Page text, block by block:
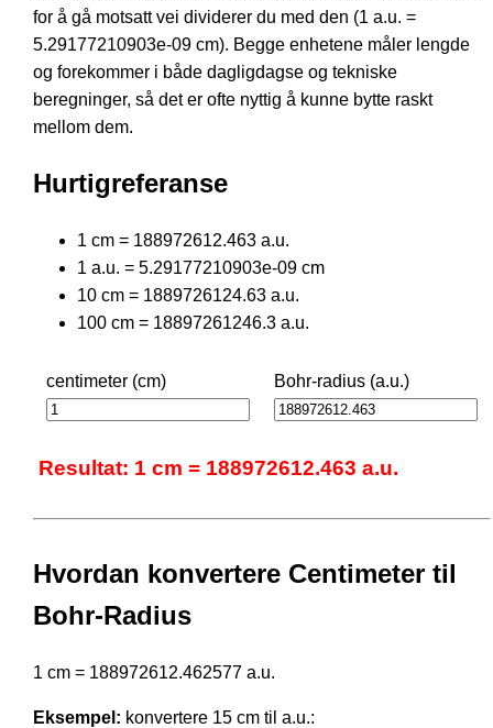
for å gå motsatt vei dividerer du med den (1 a.u. =
5.29177210903e-09 cm). Begge enhetene måler lengde
og forekommer i både dagligdagse og tekniske
beregninger, så det er ofte nyttig å kunne bytte raskt
mellom dem.
Hurtigreferanse
1 cm = 188972612.463 a.u.
1 a.u. = 5.29177210903e-09 cm
10 cm = 1889726124.63 a.u.
100 cm = 18897261246.3 a.u.
centimeter (cm) Bohr-radius (a.u.)
Resultat: 1 cm = 188972612.463 a.u.
Hvordan konvertere Centimeter til
Bohr-Radius
1 cm = 188972612.462577 a.u.
Eksempel: konvertere 15 cm til a.u.: